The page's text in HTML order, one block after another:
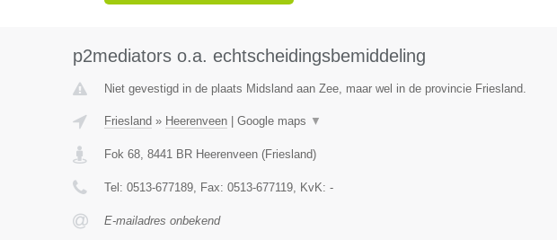
p2mediators o.a. echtscheidingsbemiddeling
Niet gevestigd in de plaats Midsland aan Zee, maar wel in de provincie Friesland.
Friesland » Heerenveen| Google maps ▼
Fok 68, 8441 BR Heerenveen(Friesland)
Tel: 0513-677189, Fax: 0513-677119, KvK: -
E-mailadres onbekend